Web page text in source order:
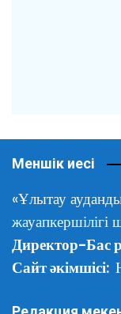
Меншік иесі
«Ұлытау
жауапкершілігі
Директор-Бас
Сайт әкімшісі: